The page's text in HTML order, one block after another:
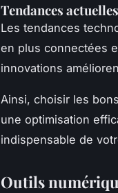
Tendances actuelles
Les tendances
en plus connectées
innovations
Ainsi, choisir les bons
une optimisation
indispensable de
Outils